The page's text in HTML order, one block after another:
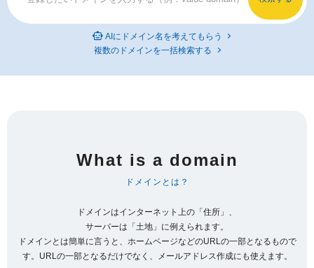
AIにドメイン名を考えてもらう
複数のドメインを一括検索する
What is a domain
ドメインとは？
ドメインはインターネット上の「住所」、
サーバーは「土地」に例えられます。
ドメインとは簡単に言うと、ホームページなどのURLの一部となるもので
す。URLの一部となるだけでなく、メールアドレス作成にも使えます。